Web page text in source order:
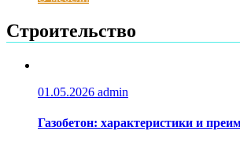
Строительство
01.05.2026 admin
Газобетон: характеристики и